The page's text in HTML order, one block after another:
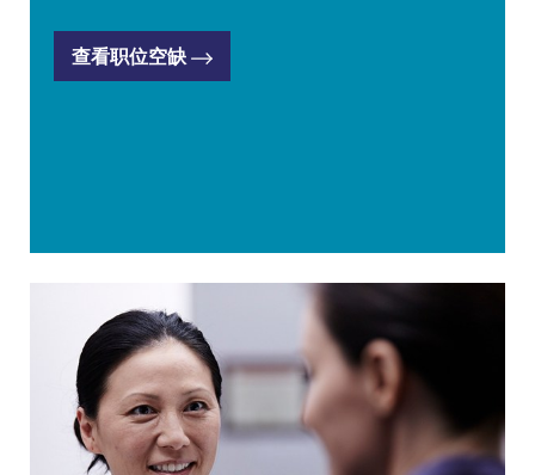
查看职位空缺